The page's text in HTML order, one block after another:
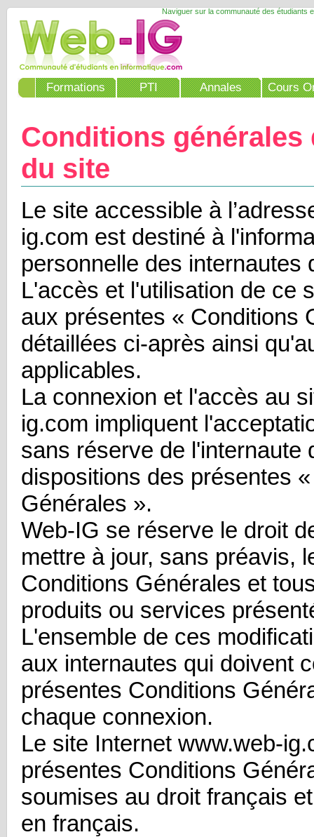
Naviguer sur la communauté des étudiants
Formations PTI Annales Cours
Conditions
du site
Le site accessible à
ig.com est destiné à
personnelle des internautes
L'accès et l'utilisation de ce
aux présentes « Conditions
détaillées ci-après ainsi
applicables.
La connexion et l'accès au
ig.com impliquent
sans réserve de l'internaute
dispositions des présentes
Générales ».
Web-IG se réserve le droit
mettre à jour, sans préavis,
Conditions Générales et
produits ou services
L'ensemble de ces
aux internautes qui doivent
présentes Conditions
chaque connexion.
Le site Internet www.web-
présentes Conditions
soumises au droit français
en français.